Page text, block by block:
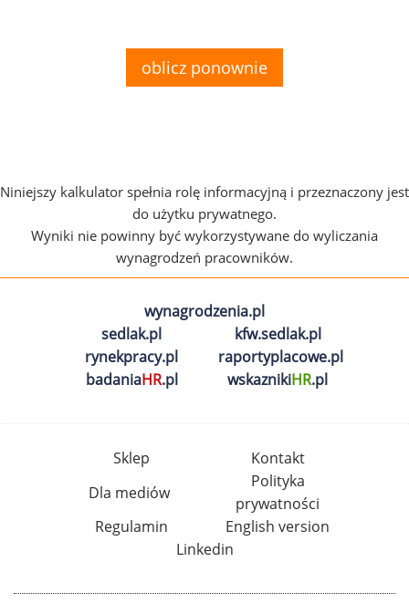
oblicz ponownie
Niniejszy kalkulator spełnia rolę informacyjną i przeznaczony jest
do użytku prywatnego.
Wyniki nie powinny być wykorzystywane do wyliczania
wynagrodzeń pracowników.
wynagrodzenia.pl
sedlak.pl
kfw.sedlak.pl
rynekpracy.pl
raportyplacowe.pl
badaniaHR.pl wskaznikiHR.pl
Sklep
Kontakt
Dla mediów
Polityka
prywatności
Regulamin
English version
Linkedin